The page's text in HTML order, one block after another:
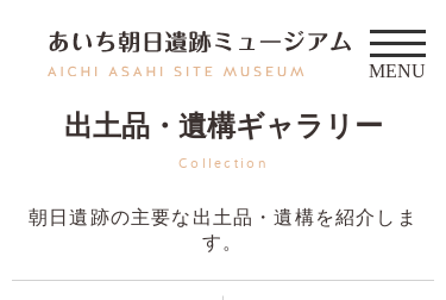
出土品・遺構ギャラリー
Collection
朝日遺跡の主要な出土品・遺構を紹介しま
す。